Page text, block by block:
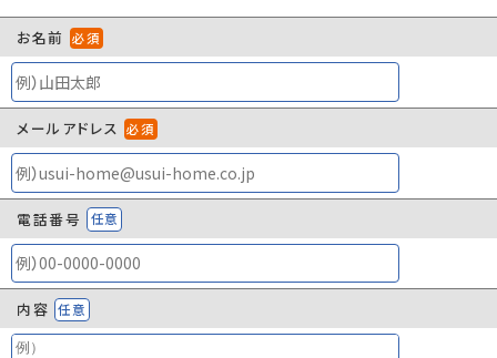
取引条件の有効
期限
2026年08月10日
お名前 必須
メールアドレス 必須
電話番号 任意
内容 任意